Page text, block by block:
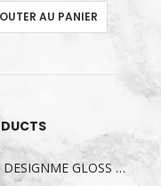
AU PANIER
DESIGNME GLOSS ME SERUM POUR LES CHEVEUX 80ML